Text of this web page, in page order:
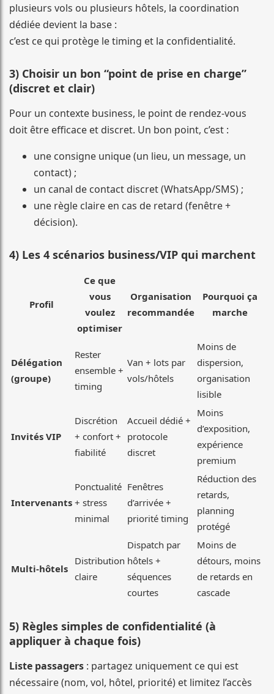
plusieurs vols ou plusieurs hôtels, la coordination
dédiée devient la base :
c’est ce qui protège le timing et la confidentialité.
3) Choisir un bon “point de prise en charge”
(discret et clair)
Pour un contexte business, le point de rendez-vous
doit être efficace et discret. Un bon point, c’est :
une consigne unique (un lieu, un message, un
contact) ;
un canal de contact discret (WhatsApp/SMS) ;
une règle claire en cas de retard (fenêtre +
décision).
4) Les 4 scénarios business/VIP qui marchent
Profil
Ce que
vous
voulez
optimiser
Organisation
recommandée
Pourquoi ça
marche
Délégation
(groupe)
Rester
ensemble +
timing
Van + lots par
vols/hôtels
Moins de
dispersion,
organisation
lisible
Invités VIP
Discrétion
+ confort +
fiabilité
Accueil dédié +
protocole
discret
Moins
d’exposition,
expérience
premium
Intervenants
Ponctualité
+ stress
minimal
Fenêtres
d’arrivée +
priorité timing
Réduction des
retards,
planning
protégé
Multi-hôtels
Distribution
claire
Dispatch par
hôtels +
séquences
courtes
Moins de
détours, moins
de retards en
cascade
5) Règles simples de confidentialité (à
appliquer à chaque fois)
Liste passagers : partagez uniquement ce qui est
nécessaire (nom, vol, hôtel, priorité) et limitez l’accès